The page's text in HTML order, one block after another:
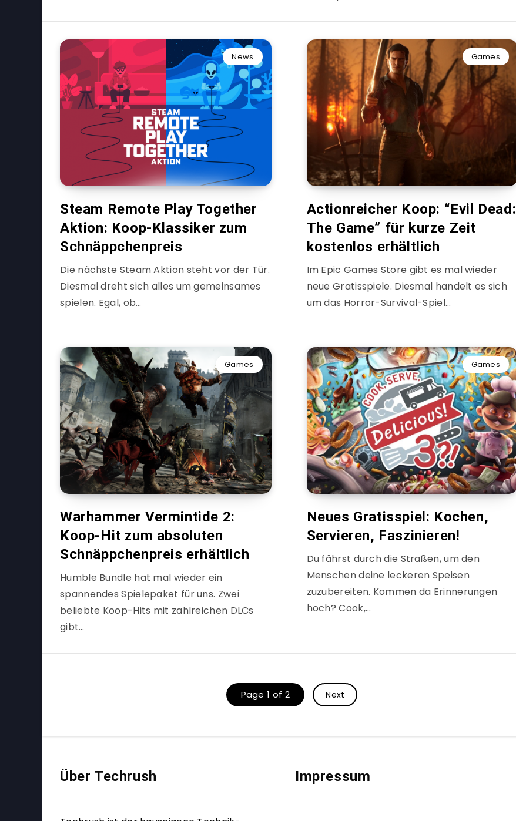
News
Steam Remote Play Together
Aktion: Koop-Klassiker zum
Schnäppchenpreis
Die nächste Steam Aktion steht vor der Tür.
Diesmal dreht sich alles um gemeinsames
spielen. Egal, ob…
Games
Actionreicher Koop: “Evil Dead:
The Game” für kurze Zeit
kostenlos erhältlich
Im Epic Games Store gibt es mal wieder
neue Gratisspiele. Diesmal handelt es sich
um das Horror-Survival-Spiel…
Games
Warhammer Vermintide 2:
Koop-Hit zum absoluten
Schnäppchenpreis erhältlich
Humble Bundle hat mal wieder ein
spannendes Spielepaket für uns. Zwei
beliebte Koop-Hits mit zahlreichen DLCs
gibt…
Games
Neues Gratisspiel: Kochen,
Servieren, Faszinieren!
Du fährst durch die Straßen, um den
Menschen deine leckeren Speisen
zuzubereiten. Kommen da Erinnerungen
hoch? Cook,…
Page 1 of 2 Next
Über Techrush Impressum